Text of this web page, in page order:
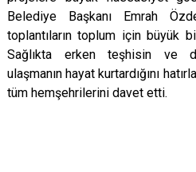
Belediye Başkanı Emrah
toplantıların toplum için büyük bir
Sağlıkta erken teşhisin ve
ulaşmanın hayat kurtardığını
tüm hemşehrilerini davet etti.